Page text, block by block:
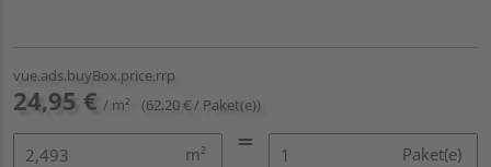
vue.ads.buyBox.price.rrp
24,95 € / m² (62,20 € / Paket(e))
m² Paket(e)